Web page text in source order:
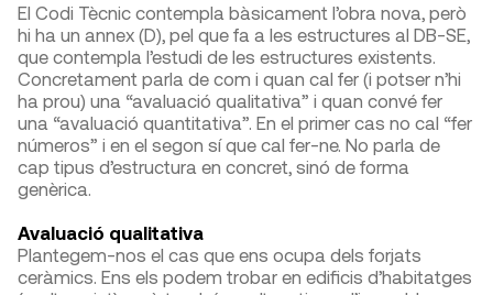
El Codi Tècnic contempla bàsicament l’obra nova, però
hi ha un annex (D), pel que fa a les estructures al DB-SE,
que contempla l’estudi de les estructures existents.
Concretament parla de com i quan cal fer (i potser n’hi
ha prou) una “avaluació qualitativa” i quan convé fer
una “avaluació quantitativa”. En el primer cas no cal “fer
números” i en el segon sí que cal fer-ne. No parla de
cap tipus d’estructura en concret, sinó de forma
genèrica.
Avaluació qualitativa
Plantegem-nos el cas que ens ocupa dels forjats
ceràmics. Ens els podem trobar en edificis d’habitatges